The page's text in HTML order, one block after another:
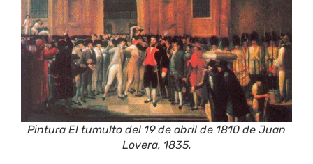
Pintura El tumulto del 19 de abril de 1810 de Juan
Lovera, 1835.